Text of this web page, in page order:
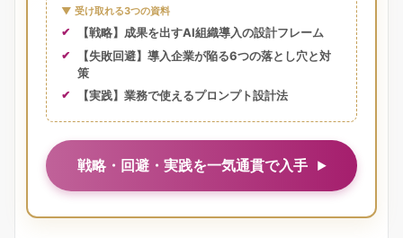
▼ 受け取れる3つの資料
【戦略】成果を出すAI組織導入の設計フレーム
【失敗回避】導入企業が陥る6つの落とし穴と対
策
【実践】業務で使えるプロンプト設計法
戦略・回避・実践を一気通貫で入手